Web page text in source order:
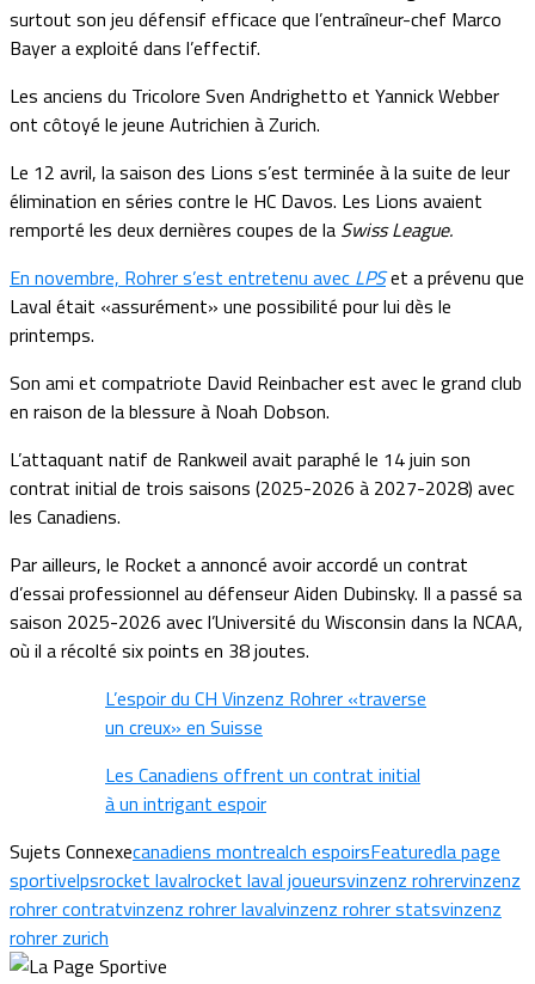
surtout son jeu défensif efficace que l’entraîneur-chef Marco
Bayer a exploité dans l’effectif.
Les anciens du Tricolore Sven Andrighetto et Yannick Webber
ont côtoyé le jeune Autrichien à Zurich.
Le 12 avril, la saison des Lions s’est terminée à la suite de leur
élimination en séries contre le HC Davos. Les Lions avaient
remporté les deux dernières coupes de la Swiss League.
En novembre, Rohrer s’est entretenu avec LPSet a prévenu que
Laval était «assurément» une possibilité pour lui dès le
printemps.
Son ami et compatriote David Reinbacher est avec le grand club
en raison de la blessure à Noah Dobson.
L’attaquant natif de Rankweil avait paraphé le 14 juin son
contrat initial de trois saisons (2025-2026 à 2027-2028) avec
les Canadiens.
Par ailleurs, le Rocket a annoncé avoir accordé un contrat
d’essai professionnel au défenseur Aiden Dubinsky. Il a passé sa
saison 2025-2026 avec l’Université du Wisconsin dans la NCAA,
où il a récolté six points en 38 joutes.
L’espoir du CH Vinzenz Rohrer «traverse
un creux» en Suisse
Les Canadiens offrent un contrat initial
à un intrigant espoir
Sujets Connexecanadiens montrealch espoirsFeaturedla page
sportivelpsrocket lavalrocket laval joueursvinzenz rohrervinzenz
rohrer contratvinzenz rohrer lavalvinzenz rohrer statsvinzenz
rohrer zurich